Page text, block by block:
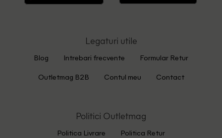
Legaturi utile
Blog Intrebari frecvente Formular Retur
Outletmag B2B Contul meu Contact
Politici Outletmag
Politica Livrare Politica Retur